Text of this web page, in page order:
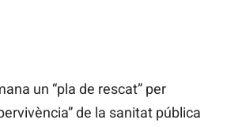
un “pla de rescat” per
de la sanitat pública